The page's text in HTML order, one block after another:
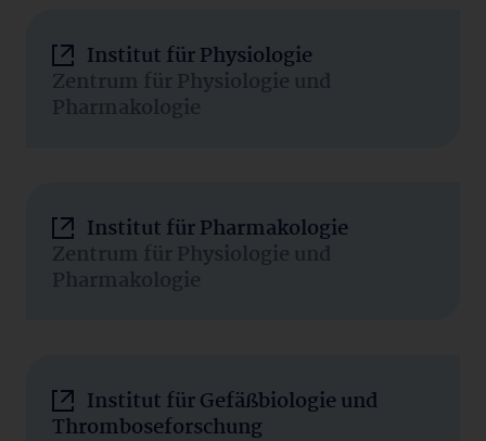
Institut für Physiologie
Zentrum für Physiologie und
Pharmakologie
Institut für Pharmakologie
Zentrum für Physiologie und
Pharmakologie
Institut für Gefäßbiologie und
Thromboseforschung